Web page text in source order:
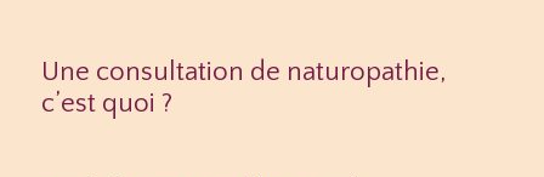
Une consultation de naturopathie,
c’est quoi ?